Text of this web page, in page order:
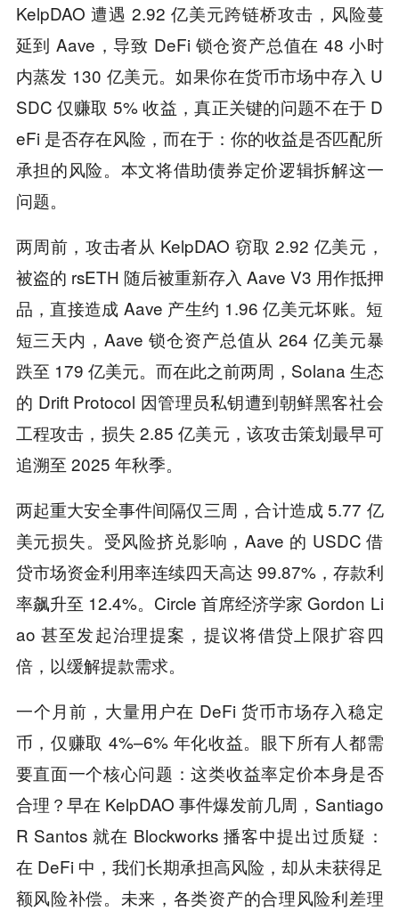
KelpDAO 遭遇 2.92 亿美元跨链桥攻击，风险蔓
延到 Aave，导致 DeFi 锁仓资产总值在 48 小时
内蒸发 130 亿美元。如果你在货币市场中存入 U
SDC 仅赚取 5% 收益，真正关键的问题不在于 D
eFi 是否存在风险，而在于：你的收益是否匹配所
承担的风险。本文将借助债券定价逻辑拆解这一
问题。
两周前，攻击者从 KelpDAO 窃取 2.92 亿美元，
被盗的 rsETH 随后被重新存入 Aave V3 用作抵押
品，直接造成 Aave 产生约 1.96 亿美元坏账。短
短三天内，Aave 锁仓资产总值从 264 亿美元暴
跌至 179 亿美元。而在此之前两周，Solana 生态
的 Drift Protocol 因管理员私钥遭到朝鲜黑客社会
工程攻击，损失 2.85 亿美元，该攻击策划最早可
追溯至 2025 年秋季。
两起重大安全事件间隔仅三周，合计造成 5.77 亿
美元损失。受风险挤兑影响，Aave 的 USDC 借
贷市场资金利用率连续四天高达 99.87%，存款利
率飙升至 12.4%。Circle 首席经济学家 Gordon Li
ao 甚至发起治理提案，提议将借贷上限扩容四
倍，以缓解提款需求。
一个月前，大量用户在 DeFi 货币市场存入稳定
币，仅赚取 4%–6% 年化收益。眼下所有人都需
要直面一个核心问题：这类收益率定价本身是否
合理？早在 KelpDAO 事件爆发前几周，Santiago
R Santos 就在 Blockworks 播客中提出过质疑：
在 DeFi 中，我们长期承担高风险，却从未获得足
额风险补偿。未来，各类资产的合理风险利差理